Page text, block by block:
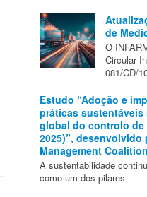
de
O
Circular
081/CD/
Estudo “Adoção e
práticas
global do controlo de
2025)”, desenvolvido
Management
A sustentabilidade
como um dos pilares